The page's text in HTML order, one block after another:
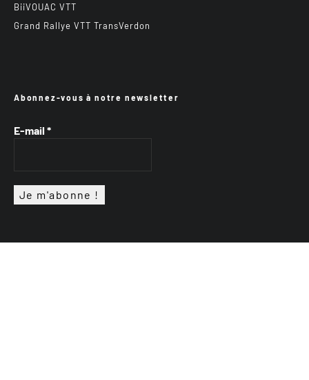
BiiVOUAC VTT
Grand Rallye VTT TransVerdon
Abonnez-vous à notre newsletter
E-mail *